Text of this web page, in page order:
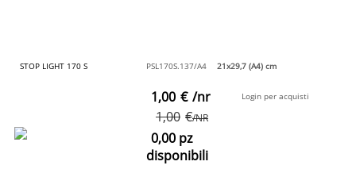
STOP LIGHT 170 S PSL170S.137/A4 21x29,7 (A4) cm
1,00 €/NR
1,00 € /nr
0,00 pz
disponibili
Login per acquisti